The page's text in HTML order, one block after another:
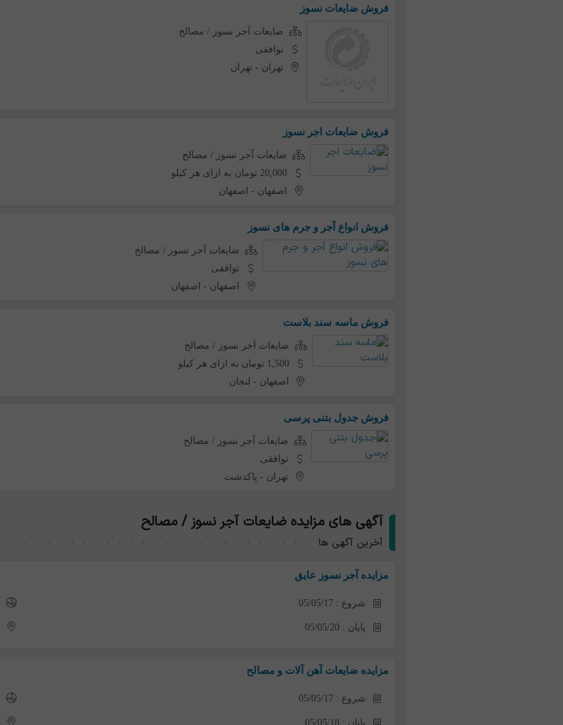
فروش ضایعات نسوز
ضایعات آجر نسوز / مصالح
توافقی
تهران -تهران
فروش ضایعات اجر نسوز
ضایعات آجر نسوز / مصالح
20,000 تومان به ازای هر کیلو
اصفهان - اصفهان
فروش انواع آجر و جرم های نسوز
ضایعات آجر نسوز / مصالح
توافقی
اصفهان - اصفهان
فروش ماسه سند بلاست
ضایعات آجر نسوز / مصالح
1,500 تومان به ازای هر کیلو
اصفهان - لنجان
فروش جدول بتنی پرسی
ضایعات آجر نسوز / مصالح
توافقی
تهران - پاکدشت
آگهی های مزایده ضایعات آجر نسوز / مصالح
آخرین آگهی ها
مزایده آجر نسوز عایق
شروع : 05/05/17
پایان : 05/05/20
مزایده ضایعات آهن آلات و مصالح
شروع : 05/05/17
پایان : 05/05/18